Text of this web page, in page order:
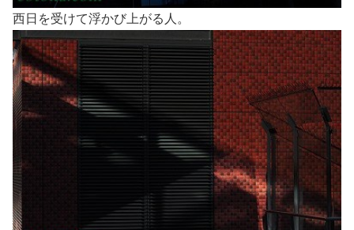
西日を受けて浮かび上がる人。